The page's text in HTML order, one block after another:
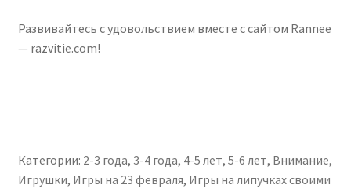
Развивайтесь с удовольствием вместе с сайтом Rannee
— razvitie.com!
Категории: 2-3 года, 3-4 года, 4-5 лет, 5-6 лет, Внимание,
Игрушки, Игры на 23 февраля, Игры на липучках своими